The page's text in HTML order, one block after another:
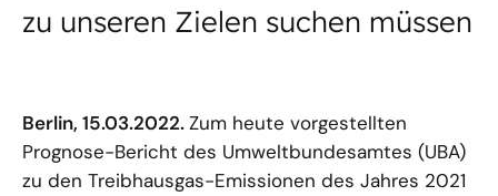
zu unseren Zielen suchen müssen
Berlin, 15.03.2022.Zum heute vorgestellten
Prognose-Bericht des Umweltbundesamtes (UBA)
zu den Treibhausgas-Emissionen des Jahres 2021